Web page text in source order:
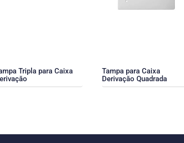
Tripla para Caixa
Tampa para Caixa
Derivaçăo Quadrada